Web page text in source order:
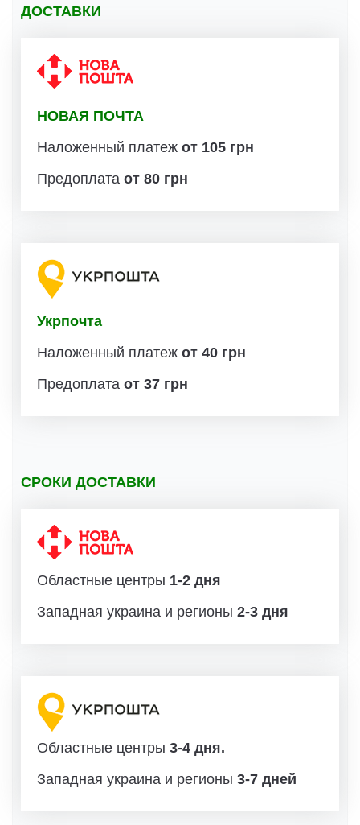
ДОСТАВКИ
НОВАЯ ПОЧТА
Наложенный платеж от 105 грн
Предоплата от 80 грн
Укрпочта
Наложенный платеж от 40 грн
Предоплата от 37 грн
СРОКИ ДОСТАВКИ
Областные центры 1-2 дня
Западная украина и регионы 2-3 дня
Областные центры 3-4 дня.
Западная украина и регионы 3-7 дней